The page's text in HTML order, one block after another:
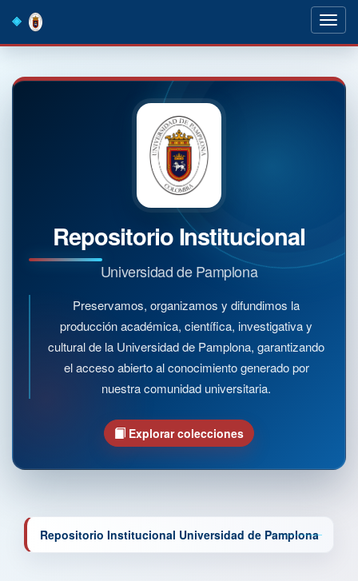
navigation
Repositorio Institucional
Universidad de Pamplona
Preservamos, organizamos y difundimos la
producción académica, científica, investigativa y
cultural de la Universidad de Pamplona, garantizando
el acceso abierto al conocimiento generado por
nuestra comunidad universitaria.
Explorar colecciones
Repositorio Institucional Universidad de Pamplona